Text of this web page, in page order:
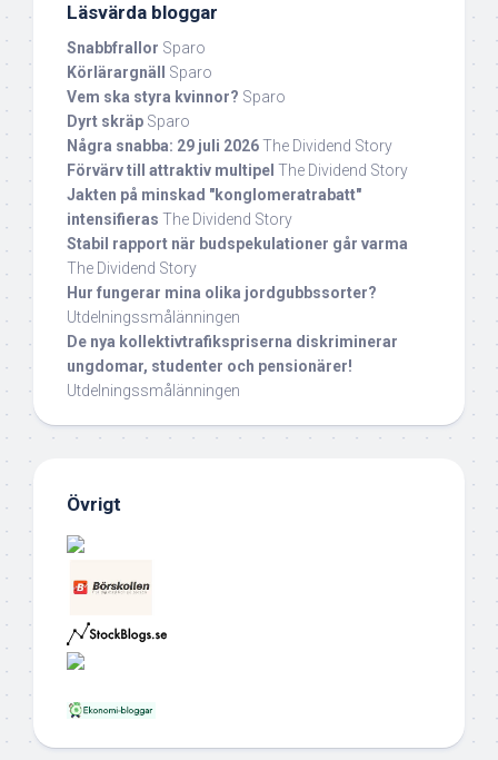
Läsvärda bloggar
Snabbfrallor Sparo
Körlärargnäll
Sparo
Vem ska styra kvinnor? Sparo
Dyrt skräp Sparo
Några snabba: 29 juli 2026The Dividend Story
Förvärv till attraktiv multipel The Dividend Story
Jakten på minskad "konglomeratrabatt"
intensifieras The Dividend Story
Stabil rapport när budspekulationer går varma
The Dividend Story
Hur fungerar mina olika jordgubbssorter?
Utdelningssmålänningen
De nya kollektivtrafikspriserna diskriminerar
ungdomar, studenter och pensionärer!
Utdelningssmålänningen
Övrigt